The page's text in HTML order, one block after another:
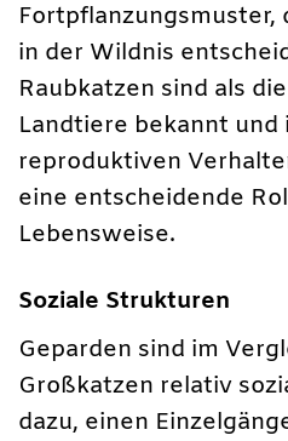
in der Wildnis
Raubkatzen sind als
Landtiere bekannt und
reproduktiven
eine entscheidende
Lebensweise.
Soziale Strukturen
Geparden sind im
Großkatzen relativ
dazu, einen